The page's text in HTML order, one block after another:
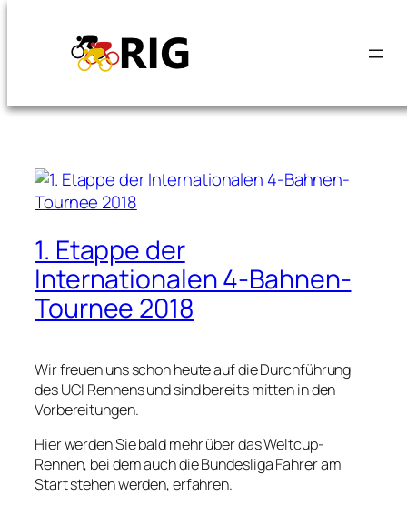
Schlagwort:
Tournee
1. Etappe der
Internationalen 4-Bahnen-
Tournee 2018
Wir freuen uns schon heute auf die Durchführung
des UCI Rennens und sind bereits mitten in den
Vorbereitungen.
Hier werden Sie bald mehr über das Weltcup-
Rennen, bei dem auch die Bundesliga Fahrer am
Start stehen werden, erfahren.